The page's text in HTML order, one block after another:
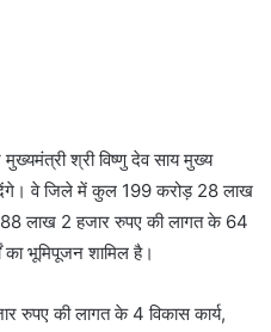
श्री विष्णु देव साय मुख्य
देंगे। वे जिले में कुल 199 करोड़ 28 लाख
88 लाख 2 हजार रुपए की लागत के 64
का भूमिपूजन शामिल है।
रुपए की लागत के 4 विकास कार्य,